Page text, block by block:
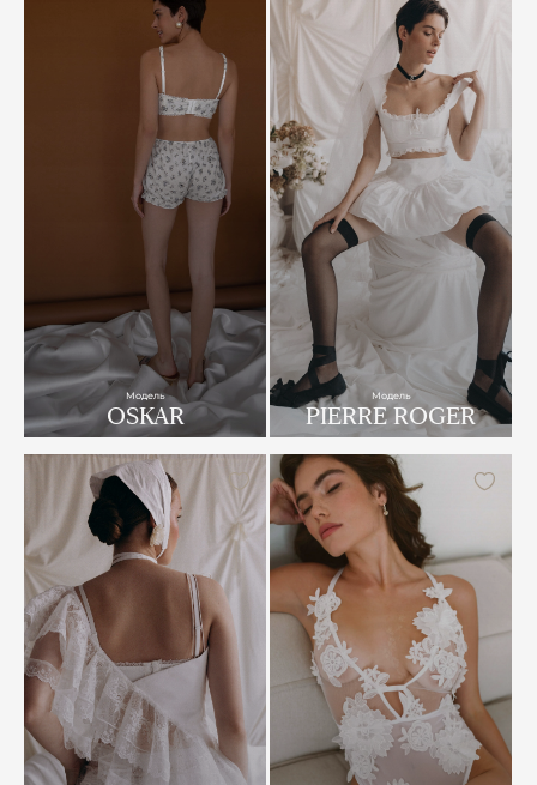
Модель
OSKAR
Модель
PIERRE ROGER